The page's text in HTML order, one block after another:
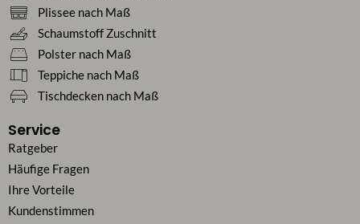
Plissee nach Maß
Schaumstoff Zuschnitt
Polster nach Maß
Teppiche nach Maß
Tischdecken nach Maß
Service
Ratgeber
Häufige Fragen
Ihre Vorteile
Kundenstimmen